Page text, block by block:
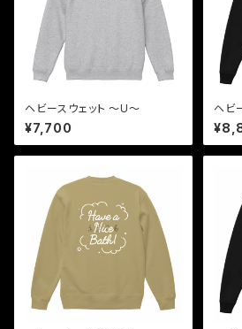
ヘビースウェット 〜U〜
¥7,700
ヘビ
ド〜